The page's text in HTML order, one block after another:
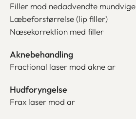
Filler mod nedadvendte mundvige
Læbeforstørrelse (lip filler)
Næsekorrektion med filler
Aknebehandling
Fractional laser mod akne ar
Hudforyngelse
Frax laser mod ar